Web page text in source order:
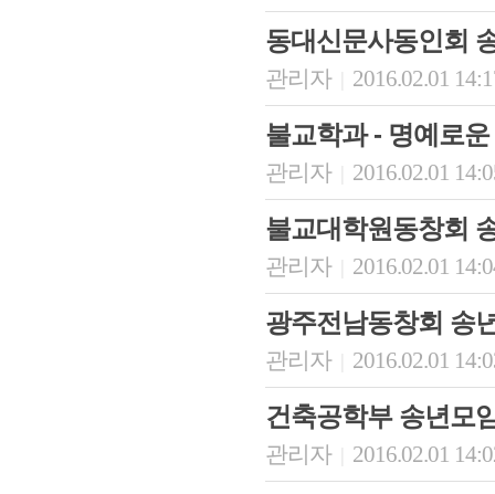
동대신문사동인회
관리자 2016.02.01
불교학과 - 명예로
관리자 2016.02.01
불교대학원동창회
관리자 2016.02.01
광주전남동창회 송
관리자 2016.02.01
건축공학부 송년모
관리자 2016.02.01